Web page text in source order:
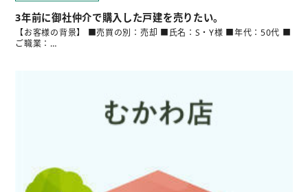
3年前に御社仲介で購入した戸建を売りたい。
【お客様の背景】 ■売買の別：売却 ■氏名：S・Y様 ■年代：50代 ■
ご職業：…